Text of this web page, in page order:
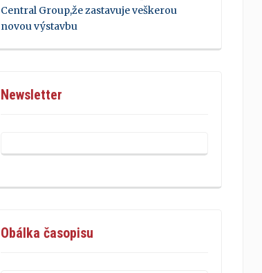
Central Group,že zastavuje veškerou
novou výstavbu
Newsletter
Obálka časopisu